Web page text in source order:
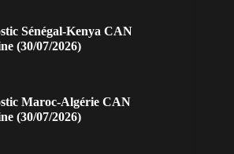
Sénégal-Kenya CAN
(30/07/2026)
Maroc-Algérie CAN
(30/07/2026)